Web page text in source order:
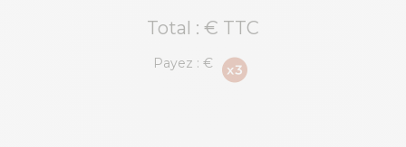
Total : € TTC
Payez :€